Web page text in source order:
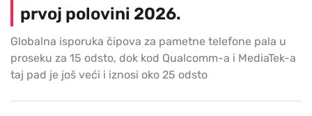
prvoj polovini 2026.
Globalna isporuka čipova za pametne telefone pala u
proseku za 15 odsto, dok kod Qualcomm-a i MediaTek-a
taj pad je još veći i iznosi oko 25 odsto